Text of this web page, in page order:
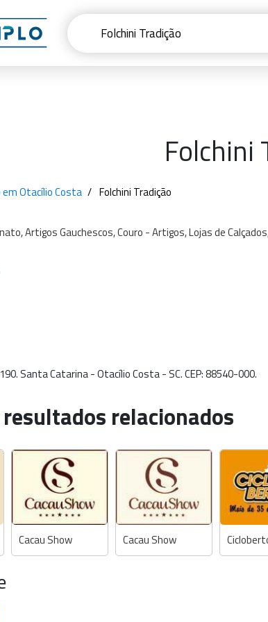
Folchini
Otacílio Costa Folchini Tradição
ArtigosGauchescos,Couro -Artigos,Lojasde
Santa Catarina - Otacílio Costa - SC. CEP: 88540-000.
relacionados
Cacau Show Cacau Show